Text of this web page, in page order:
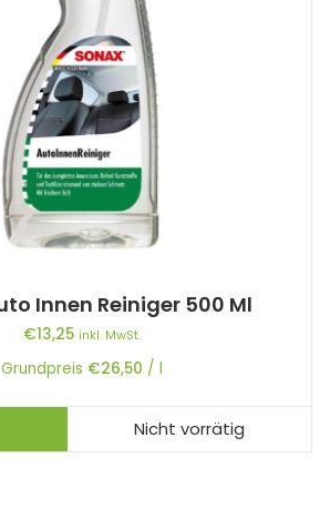
Innen Reiniger 500 Ml
€13,25 inkl. MwSt.
Grundpreis €26,50 / l
Nicht vorrätig